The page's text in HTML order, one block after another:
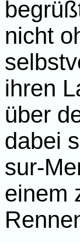
nicht
ihren
über
dabei
sur-
einem